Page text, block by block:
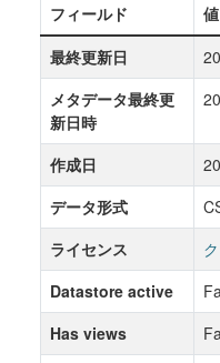
フィールド
値
最終更新日
メタデータ最終更
新日時
作成日
データ形式
ライセンス
Datastore active
Has views